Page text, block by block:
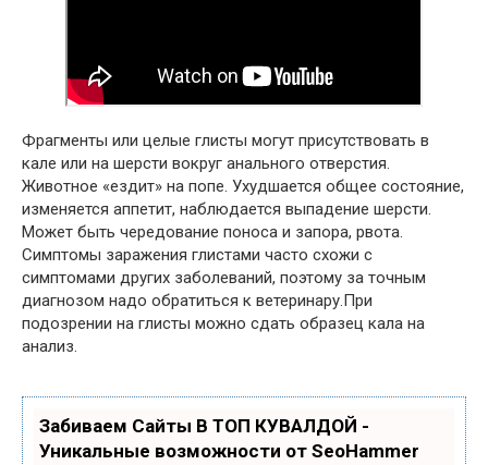
Фрагменты или целые глисты могут присутствовать в
кале или на шерсти вокруг анального отверстия.
Животное «ездит» на попе. Ухудшается общее состояние,
изменяется аппетит, наблюдается выпадение шерсти.
Может быть чередование поноса и запора, рвота.
Симптомы заражения глистами часто схожи с
симптомами других заболеваний, поэтому за точным
диагнозом надо обратиться к ветеринару.При
подозрении на глисты можно сдать образец кала на
анализ.
Забиваем Сайты В ТОП КУВАЛДОЙ -
Уникальные возможности от SeoHammer